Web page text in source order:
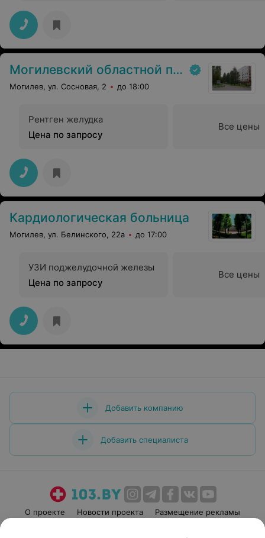
Могилевский областной противотуберкулезный диспансер
Могилев, ул. Сосновая, 2 до 18:00
Рентген желудка
Цена по запросу
Все цены
Кардиологическая больница
Могилев, ул. Белинского, 22а до 17:00
УЗИ поджелудочной железы
Цена по запросу
Все цены
Добавить компанию
Добавить специалиста
О проекте Новости проекта
Размещение рекламы